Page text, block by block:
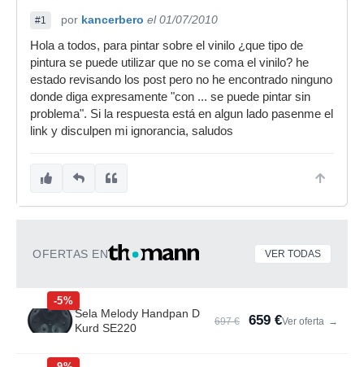
#1 por kancerbero el 01/07/2010
Hola a todos, para pintar sobre el vinilo ¿que tipo de
pintura se puede utilizar que no se coma el vinilo? he
estado revisando los post pero no he encontrado ninguno
donde diga expresamente "con ... se puede pintar sin
problema". Si la respuesta está en algun lado pasenme el
link y disculpen mi ignorancia, saludos
OFERTAS EN VER TODAS
-5%
Sela Melody Handpan D
Kurd SE220
697 € 659 €Ver oferta →